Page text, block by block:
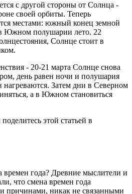
с другой стороны от Солнца -
своей орбиты. Теперь
местами: южный конец земной
Южном полушарии лето. 22
Солнце стоит в
- 20-21 марта Солнце снова
день равен ночи и полушария
Затем дни в Северном
а в Южном становиться
этой статьей в
времен года? Древние мыслители и
что смена времен года
причинами, никак не связанными